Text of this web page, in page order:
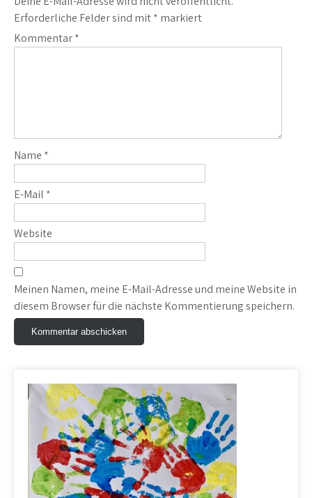
Erforderliche Felder sind mit* markiert
Kommentar*
Name *
E-Mail *
Website
Meinen Namen, meine E-Mail-Adresse und meine Website in
diesem Browser für die nächste Kommentierung speichern.